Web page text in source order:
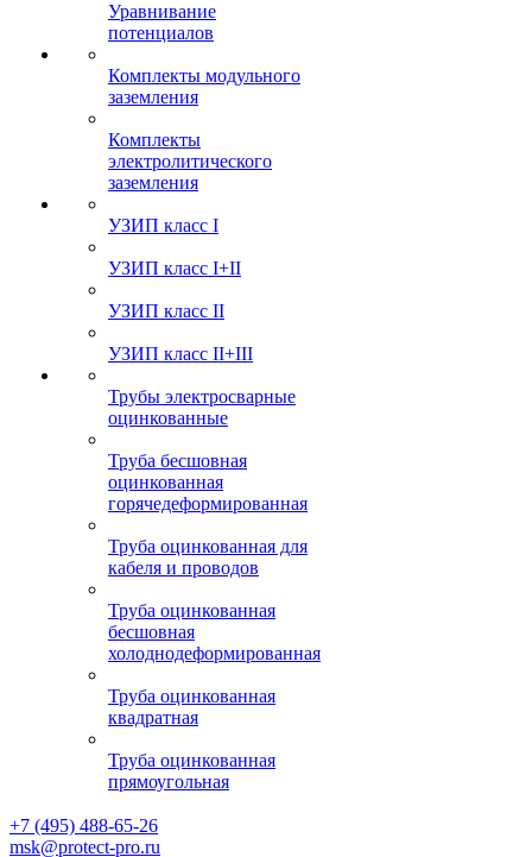
Уравнивание
потенциалов
Комплекты модульного
заземления
Комплекты
электролитического
заземления
УЗИП класс I
УЗИП класс I+II
УЗИП класс II
УЗИП класс II+III
Трубы электросварные
оцинкованные
Труба бесшовная
оцинкованная
горячедеформированная
Труба оцинкованная для
кабеля и проводов
Труба оцинкованная
бесшовная
холоднодеформированная
Труба оцинкованная
квадратная
Труба оцинкованная
прямоугольная
+7 (495) 488-65-26
msk@protect-pro.ru